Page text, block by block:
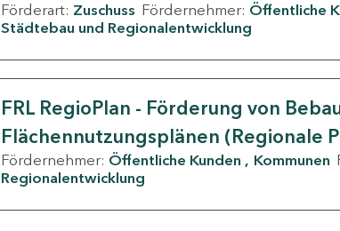
Förderart: Zuschuss Fördernehmer: Öffentliche
Städtebau und Regionalentwicklung
FRL RegioPlan - Förderung von
Flächennutzungsplänen (Regionale
Fördernehmer: Öffentliche Kunden Kommunen
Regionalentwicklung